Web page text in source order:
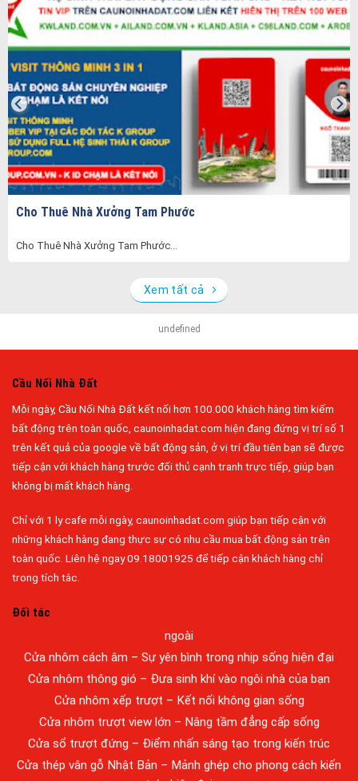
Cho Thuê Nhà Xưởng Tam Phước
Cho Thuê Nhà Xưởng Tam Phước...
Xem tất cả
undefined
Cầu Nối Nhà Đất
Mỗi ngày, Cầu Nối Nhà Đất kết nối hơn 100.000 khách hàng tìm kiếm
bất động trên toàn quốc, caunoinhadat.com hiện đang đứng vị trí số 1
trên kết quả của google về bất động sản, ở vị trí đầu tiên bạn sẽ được
tiếp cận với khách hàng trước đối thủ cạnh tranh trực tiếp, giúp bạn
không bị mất khách hàng.
Chỉ với 1 ly cafe mỗi ngày, caunoinhadat.com giúp bạn tiếp cận với
những khách hàng đang thực sự có nhu cầu mua bất động sản trên
toàn quốc. Liên hệ ngay 09.18001925 để tiếp cận khách hàng chỉ
trong tích tắc.
Đối tác
Đa dạng màu sắc cửa nhôm – Tối ưu màu sắc Kiến Trúc
Cửa nhôm chống gió mưa – Hiên ngang giữa thời tiết khắc
Cửa nhôm cách âm – Sự yên bình trong nhịp sống hiện đại
Cửa nhôm thông gió – Đưa sinh khí vào ngôi nhà của bạn
Cửa nhôm xếp trượt – Kết nối không gian sống
Cửa nhôm trượt view lớn – Nâng tầm đẳng cấp sống
Cửa sổ trượt đứng – Điểm nhấn sáng tạo trong kiến trúc
Cửa thép vân gỗ Nhật Bản – Mảnh ghép cho phong cách kiến
trúc hiện đại
Bán Nhà Long Thành
Bán Nhà Tân Phong
Bán Nhà Tân Biên